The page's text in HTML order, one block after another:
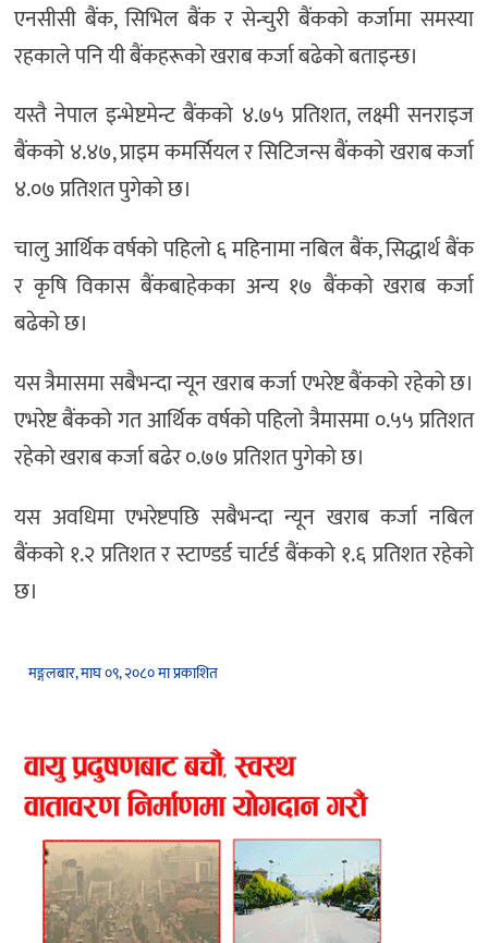
एनसीसी बैंक, सिभिल बैंक र सेन्चुरी बैंकको कर्जामा समस्या
रहकाले पनि यी बैंकहरूको खराब कर्जा बढेको बताइन्छ।
यस्तै नेपाल इन्भेष्टमेन्ट बैंकको ४.७५ प्रतिशत, लक्ष्मी सनराइज
बैंकको ४.४७, प्राइम कमर्सियल र सिटिजन्स बैंकको खराब कर्जा
४.०७ प्रतिशत पुगेको छ।
चालु आर्थिक वर्षको पहिलो ६ महिनामा नबिल बैंक, सिद्धार्थ बैंक
र कृषि विकास बैंकबाहेकका अन्य १७ बैंकको खराब कर्जा
बढेको छ।
यस त्रैमासमा सबैभन्दा न्यून खराब कर्जा एभरेष्ट बैंकको रहेको छ।
एभरेष्ट बैंकको गत आर्थिक वर्षको पहिलो त्रैमासमा ०.५५ प्रतिशत
रहेको खराब कर्जा बढेर ०.७७ प्रतिशत पुगेको छ।
यस अवधिमा एभरेष्टपछि सबैभन्दा न्यून खराब कर्जा नबिल
बैंकको १.२ प्रतिशत र स्टाण्डर्ड चार्टर्ड बैंकको १.६ प्रतिशत रहेको
छ।
मङ्गलबार, माघ ०९, २०८० मा प्रकाशित